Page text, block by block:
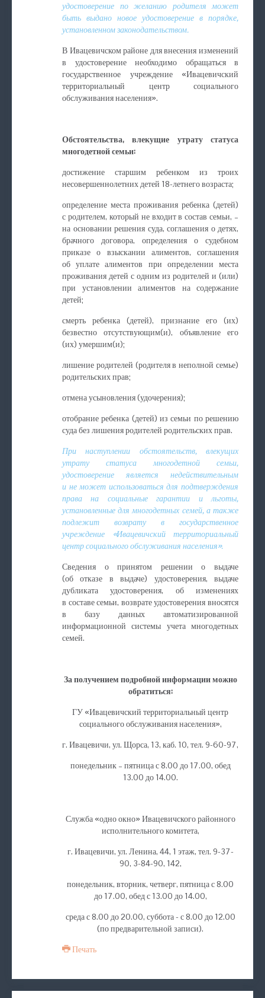
удостоверение по желанию родителя может
быть выдано новое удостоверение в порядке,
установленном законодательством.
В Ивацевичском районе для внесения изменений
в удостоверение необходимо обращаться в
государственное учреждение «Ивацевичский
территориальный центр социального
обслуживания населения».
Обстоятельства, влекущие утрату статуса
многодетной семьи:
достижение старшим ребенком из троих
несовершеннолетних детей 18-летнего возраста;
определение места проживания ребенка (детей)
с родителем, который не входит в состав семьи, –
на основании решения суда, соглашения о детях,
брачного договора, определения о судебном
приказе о взыскании алиментов, соглашения
об уплате алиментов при определении места
проживания детей с одним из родителей и (или)
при установлении алиментов на содержание
детей;
смерть ребенка (детей), признание его (их)
безвестно отсутствующим(и), объявление его
(их) умершим(и);
лишение родителей (родителя в неполной семье)
родительских прав;
отмена усыновления (удочерения);
отобрание ребенка (детей) из семьи по решению
суда без лишения родителей родительских прав.
При наступлении обстоятельств, влекущих
утрату статуса многодетной семьи,
удостоверение является недействительным
и не может использоваться для подтверждения
права на социальные гарантии и льготы,
установленные для многодетных семей, а также
подлежит возврату в государственное
учреждение «Ивацевичский территориальный
центр социального обслуживания населения».
Сведения о принятом решении о выдаче
(об отказе в выдаче) удостоверения, выдаче
дубликата удостоверения, об изменениях
в составе семьи, возврате удостоверения вносятся
в базу данных автоматизированной
информационной системы учета многодетных
семей.
За получением подробной информации можно
обратиться:
ГУ «Ивацевичский территориальный центр
социального обслуживания населения»,
г. Ивацевичи, ул. Щорса, 13, каб. 10, тел. 9-60-97,
понедельник – пятница с 8.00 до 17.00, обед
13.00 до 14.00.
Служба «одно окно» Ивацевичского районного
исполнительного комитета,
г. Ивацевичи, ул. Ленина, 44, 1 этаж, тел. 9-37-
90, 3-84-90, 142,
понедельник, вторник, четверг, пятница с 8.00
до 17.00, обед с 13.00 до 14.00,
среда с 8.00 до 20.00, суббота - с 8.00 до 12.00
(по предварительной записи).
Печать